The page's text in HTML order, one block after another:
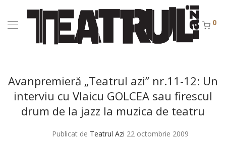
0
Avanpremieră „Teatrul azi” nr.11-12: Un
interviu cu Vlaicu GOLCEA sau firescul
drum de la jazz la muzica de teatru
Publicat de Teatrul Azi 22 octombrie 2009